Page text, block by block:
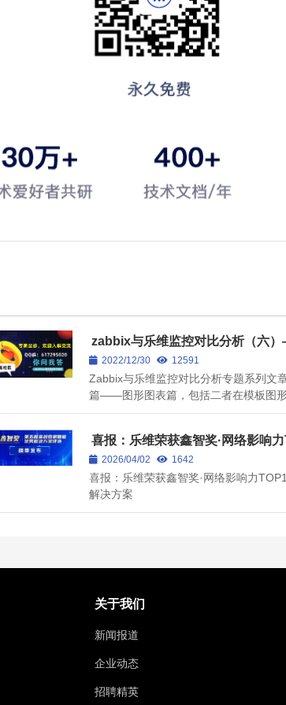
zabbix与乐维监控对比分析（六
形图表篇
2022/12/30 12591
Zabbix与乐维监控对比分析专题系列文
篇——图形图表篇，包括二者在模板图
表格等功能的对比分析。
喜报：乐维荣获鑫智奖·网络影响
优秀解决方案（附方案全文）
2026/04/02 1642
喜报：乐维荣获鑫智奖·网络影响力
解决方案
关于我们
新闻报道
企业动态
招聘精英